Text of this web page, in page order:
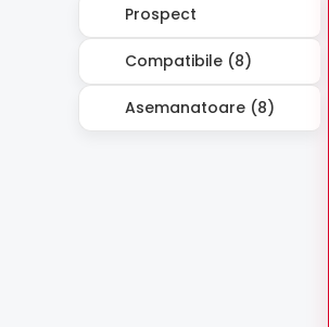
Prospect
Compatibile (8)
Asemanatoare (8)